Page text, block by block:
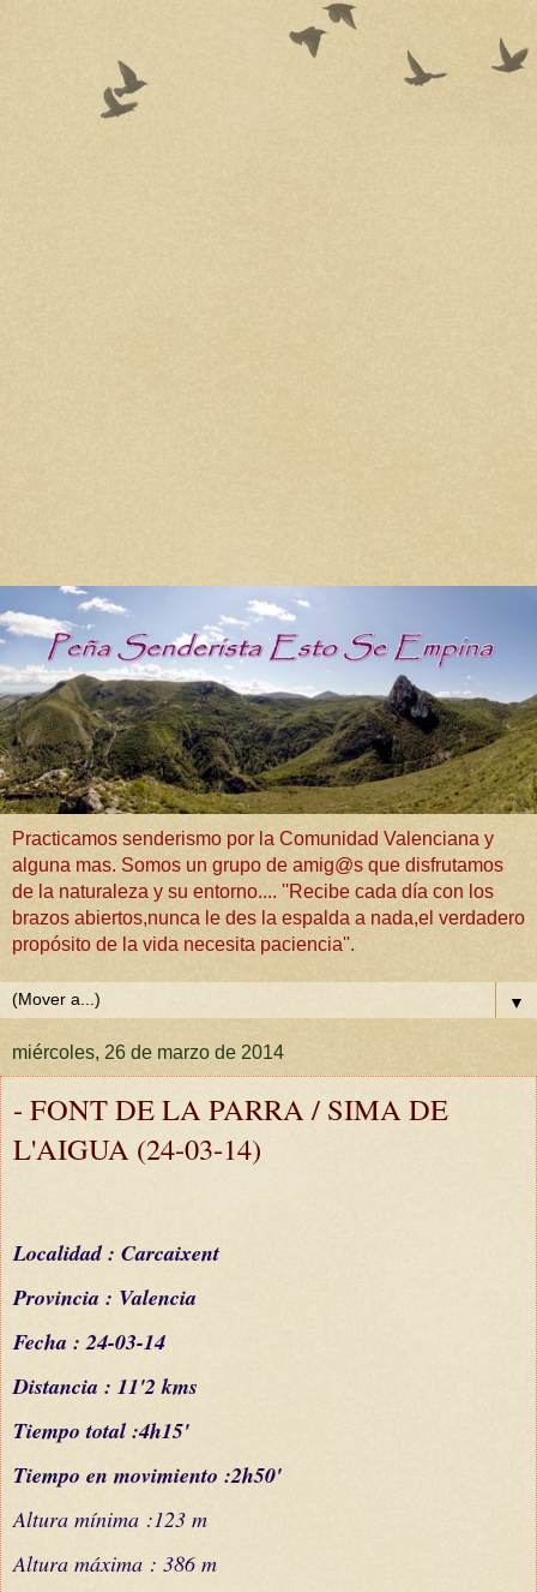
Practicamos senderismo por la Comunidad Valenciana y
alguna mas. Somos un grupo de amig@s que disfrutamos
de la naturaleza y su entorno.... ''Recibe cada día con los
brazos abiertos,nunca le des la espalda a nada,el verdadero
propósito de la vida necesita paciencia''.
▼
miércoles, 26 de marzo de 2014
- FONT DE LA PARRA / SIMA DE
L'AIGUA (24-03-14)
Localidad : Carcaixent
Provincia : Valencia
Fecha : 24-03-14
Distancia : 11'2 kms
Tiempo total :4h15'
Tiempo en movimiento :2h50'
Altura mínima :123 m
Altura máxima : 386 m